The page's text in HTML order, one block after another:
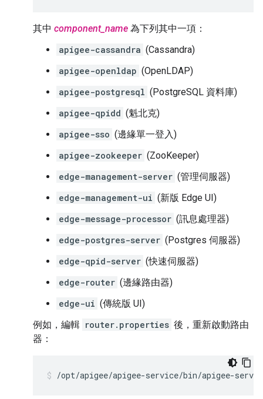
其中 component_name 為下列其中一項：
apigee-cassandra (Cassandra)
apigee-openldap (OpenLDAP)
apigee-postgresql (PostgreSQL 資料庫)
apigee-qpidd (魁北克)
apigee-sso (邊緣單一登入)
apigee-zookeeper (ZooKeeper)
edge-management-server (管理伺服器)
edge-management-ui (新版 Edge UI)
edge-message-processor (訊息處理器)
edge-postgres-server (Postgres 伺服器)
edge-qpid-server (快速伺服器)
edge-router (邊緣路由器)
edge-ui (傳統版 UI)
例如，編輯 router.properties 後，重新啟動路由
器：
/opt/apigee/apigee-service/bin/apigee-